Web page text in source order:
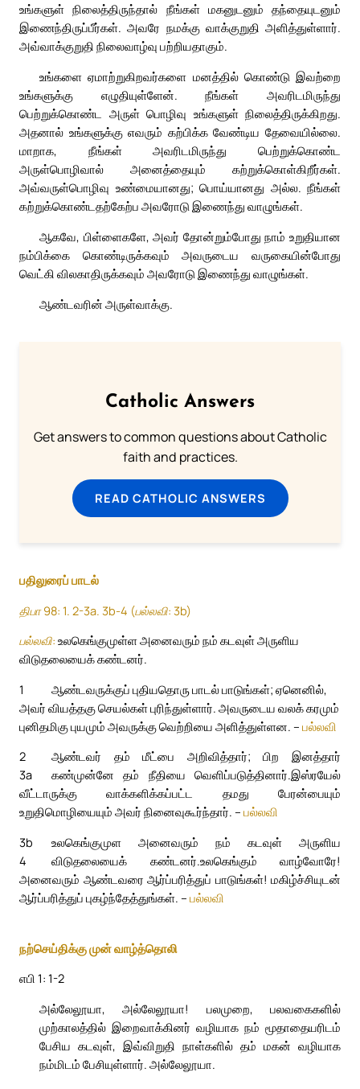
உங்களுள் நிலைத்திருந்தால் நீங்கள் மகனுடனும் தந்தையுடனும்
இணைந்திருப்பீர்கள். அவரே நமக்கு வாக்குறுதி அளித்துள்ளார்.
அவ்வாக்குறுதி நிலைவாழ்வு பற்றியதாகும்.
உங்களை ஏமாற்றுகிறவர்களை மனத்தில் கொண்டு இவற்றை
உங்களுக்கு எழுதியுள்ளேன். நீங்கள் அவரிடமிருந்து
பெற்றுக்கொண்ட அருள் பொழிவு உங்களுள் நிலைத்திருக்கிறது.
அதனால் உங்களுக்கு எவரும் கற்பிக்க வேண்டிய தேவையில்லை.
மாறாக, நீங்கள் அவரிடமிருந்து பெற்றுக்கொண்ட
அருள்பொழிவால் அனைத்தையும் கற்றுக்கொள்கிறீர்கள்.
அவ்வருள்பொழிவு உண்மையானது; பொய்யானது அல்ல. நீங்கள்
கற்றுக்கொண்டதற்கேற்ப அவரோடு இணைந்து வாழுங்கள்.
ஆகவே, பிள்ளைகளே, அவர் தோன்றும்போது நாம் உறுதியான
நம்பிக்கை கொண்டிருக்கவும் அவருடைய வருகையின்போது
வெட்கி விலகாதிருக்கவும் அவரோடு இணைந்து வாழுங்கள்.
ஆண்டவரின் அருள்வாக்கு.
Catholic Answers
Get answers to common questions about Catholic
faith and practices.
READ CATHOLIC ANSWERS
பதிலுரைப் பாடல்
திபா 98: 1. 2-3a. 3b-4 (பல்லவி: 3b)
பல்லவி: உலகெங்குமுள்ள அனைவரும் நம் கடவுள் அருளிய
விடுதலையைக் கண்டனர்.
1
ஆண்டவருக்குப் புதியதொரு பாடல் பாடுங்கள்; ஏனெனில்,
அவர் வியத்தகு செயல்கள் புரிந்துள்ளார். அவருடைய வலக் கரமும்
புனிதமிகு புயமும் அவருக்கு வெற்றியை அளித்துள்ளன. – பல்லவி
2
ஆண்டவர் தம் மீட்பை அறிவித்தார்; பிற இனத்தார்
கண்முன்னே தம் நீதியை வெளிப்படுத்தினார்.
3a
இஸ்ரயேல்
வீட்டாருக்கு வாக்களிக்கப்பட்ட தமது பேரன்பையும்
உறுதிமொழியையும் அவர் நினைவுகூர்ந்தார். – பல்லவி
3b
உலகெங்குமுள அனைவரும் நம் கடவுள் அருளிய
விடுதலையைக் கண்டனர்.
4
உலகெங்கும் வாழ்வோரே!
அனைவரும் ஆண்டவரை ஆர்ப்பரித்துப் பாடுங்கள்! மகிழ்ச்சியுடன்
ஆர்ப்பரித்துப் புகழ்ந்தேத்துங்கள். – பல்லவி
நற்செய்திக்கு முன் வாழ்த்தொலி
எபி 1: 1-2
அல்லேலூயா, அல்லேலூயா! பலமுறை, பலவகைகளில்
முற்காலத்தில் இறைவாக்கினர் வழியாக நம் மூதாதையரிடம்
பேசிய கடவுள், இவ்விறுதி நாள்களில் தம் மகன் வழியாக
நம்மிடம் பேசியுள்ளார். அல்லேலூயா.